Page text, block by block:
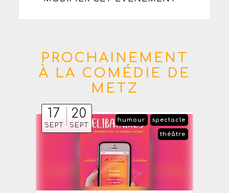
PROCHAINEMENT
À LA COMÉDIE DE
METZ
17
SEPT
20
SEPT
spectacle
humour
théâtre